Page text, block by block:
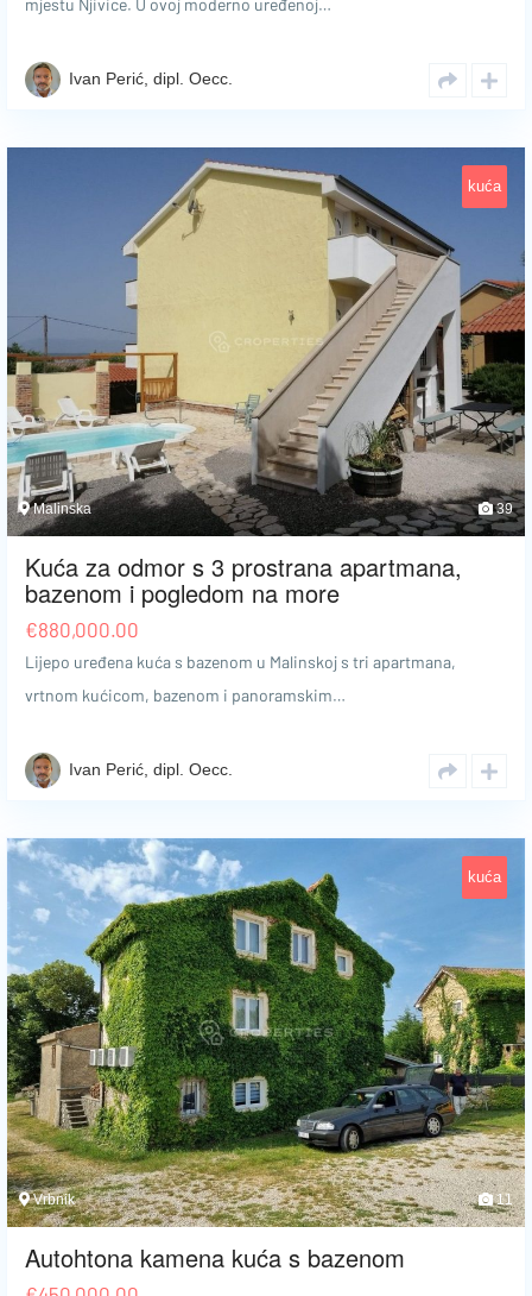
mjestu Njivice. U ovoj moderno uređenoj…
Ivan Perić, dipl. Oecc.
kuća
Malinska 39
Kuća za odmor s 3 prostrana apartmana,
bazenom i pogledom na more
€880,000.00
Lijepo uređena kuća s bazenom u Malinskoj s tri apartmana,
vrtnom kućicom, bazenom i panoramskim…
Ivan Perić, dipl. Oecc.
kuća
Vrbnik 11
Autohtona kamena kuća s bazenom